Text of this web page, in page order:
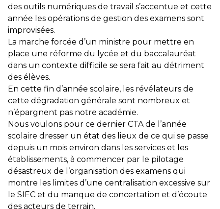
des outils numériques de travail s’accentue et cette
année les opérations de gestion des examens sont
improvisées.
La marche forcée d’un ministre pour mettre en
place une réforme du lycée et du baccalauréat
dans un contexte difficile se sera fait au détriment
des élèves.
En cette fin d’année scolaire, les révélateurs de
cette dégradation générale sont nombreux et
n’épargnent pas notre académie.
Nous voulons pour ce dernier CTA de l’année
scolaire dresser un état des lieux de ce qui se passe
depuis un mois environ dans les services et les
établissements, à commencer par le pilotage
désastreux de l’organisation des examens qui
montre les limites d’une centralisation excessive sur
le SIEC et du manque de concertation et d’écoute
des acteurs de terrain.